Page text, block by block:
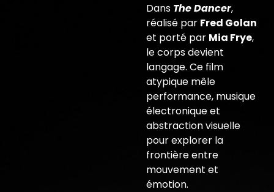
Dans The Dancer,
réalisé par Fred Golan
et porté par Mia Frye,
le corps devient
langage. Ce film
atypique mêle
performance, musique
électronique et
abstraction visuelle
pour explorer la
frontière entre
mouvement et
émotion.